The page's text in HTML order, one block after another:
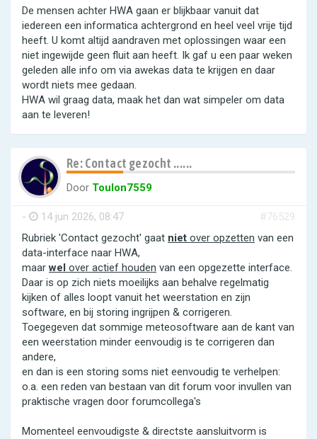
De mensen achter HWA gaan er blijkbaar vanuit dat
iedereen een informatica achtergrond en heel veel vrije tijd
heeft. U komt altijd aandraven met oplossingen waar een
niet ingewijde geen fluit aan heeft. Ik gaf u een paar weken
geleden alle info om via awekas data te krijgen en daar
wordt niets mee gedaan.
HWA wil graag data, maak het dan wat simpeler om data
aan te leveren!
Re: Contact gezocht ......
Door Toulon7559
- 14 jun 2026, 08:47
#76529
Rubriek 'Contact gezocht' gaat niet over opzetten van een
data-interface naar HWA,
maarwel over actief houden van een opgezette interface.
Daar is op zich niets moeilijks aan behalve regelmatig
kijken of alles loopt vanuit het weerstation en zijn
software, en bij storing ingrijpen & corrigeren.
Toegegeven dat sommige meteosoftware aan de kant van
een weerstation minder eenvoudig is te corrigeren dan
andere,
en dan is een storing soms niet eenvoudig te verhelpen:
o.a. een reden van bestaan van dit forum voor invullen van
praktische vragen door forumcollega's
Momenteel eenvoudigste & directste aansluitvorm is